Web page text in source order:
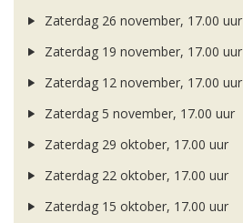
Zaterdag 26 november, 17.00 uur
Zaterdag 19 november, 17.00 uur
Zaterdag 12 november, 17.00 uur
Zaterdag 5 november, 17.00 uur
Zaterdag 29 oktober, 17.00 uur
Zaterdag 22 oktober, 17.00 uur
Zaterdag 15 oktober, 17.00 uur